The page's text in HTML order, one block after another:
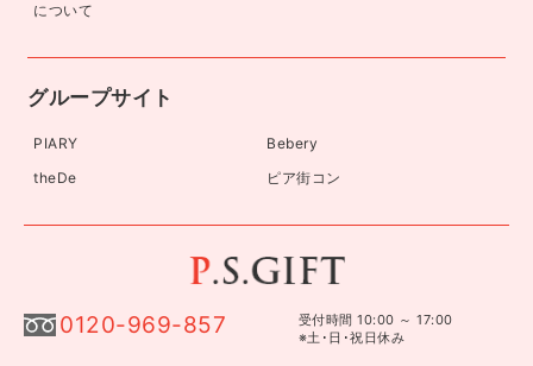
について
グループサイト
PIARY
Bebery
theDe
ピア街コン
0120-969-857
受付時間 10:00 ～ 17:00
※土･日･祝日休み